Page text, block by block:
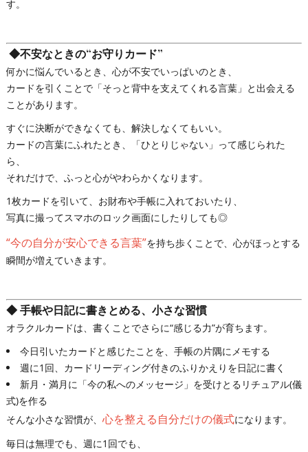
す。
◆不安なときの“お守りカード”
何かに悩んでいるとき、心が不安でいっぱいのとき、
カードを引くことで「そっと背中を支えてくれる言葉」と出会える
ことがあります。
すぐに決断ができなくても、解決しなくてもいい。
カードの言葉にふれたとき、「ひとりじゃない」って感じられた
ら、
それだけで、ふっと心がやわらかくなります。
1枚カードを引いて、お財布や手帳に入れておいたり、
写真に撮ってスマホのロック画面にしたりしても◎
“今の自分が安心できる言葉”を持ち歩くことで、心がほっとする
瞬間が増えていきます。
◆手帳や日記に書きとめる、小さな習慣
オラクルカードは、書くことでさらに“感じる力”が育ちます。
今日引いたカードと感じたことを、手帳の片隅にメモする
週に1回、カードリーディング付きのふりかえりを日記に書く
新月・満月に「今の私へのメッセージ」を受けとるリチュアル(儀
式)を作る
そんな小さな習慣が、 心を整える自分だけの儀式になります。
毎日は無理でも、週に1回でも、